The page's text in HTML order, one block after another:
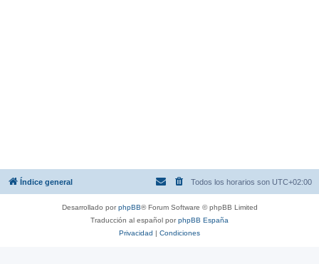
Índice general Todos los horarios son UTC+02:00
Desarrollado porphpBB® Forum Software © phpBB Limited
Traducción al español porphpBB España
Privacidad | Condiciones